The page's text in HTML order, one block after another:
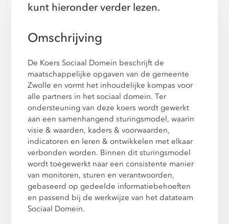
kunt hieronder verder lezen.
Omschrijving
De Koers Sociaal Domein beschrijft de
maatschappelijke opgaven van de gemeente
Zwolle en vormt het inhoudelijke kompas voor
alle partners in het sociaal domein. Ter
ondersteuning van deze koers wordt gewerkt
aan een samenhangend sturingsmodel, waarin
visie & waarden, kaders & voorwaarden,
indicatoren en leren & ontwikkelen met elkaar
verbonden worden. Binnen dit sturingsmodel
wordt toegewerkt naar een consistente manier
van monitoren, sturen en verantwoorden,
gebaseerd op gedeelde informatiebehoeften
en passend bij de werkwijze van het datateam
Sociaal Domein.